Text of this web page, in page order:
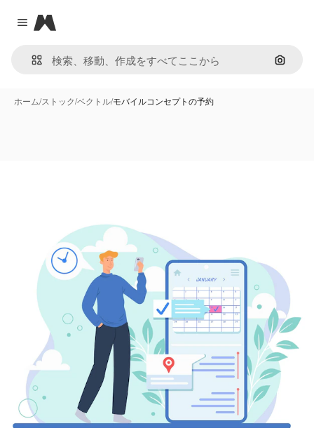
Close menu
Magnific
画像で
ホーム/ストック/ベクトル/モバイルコンセプトの予約